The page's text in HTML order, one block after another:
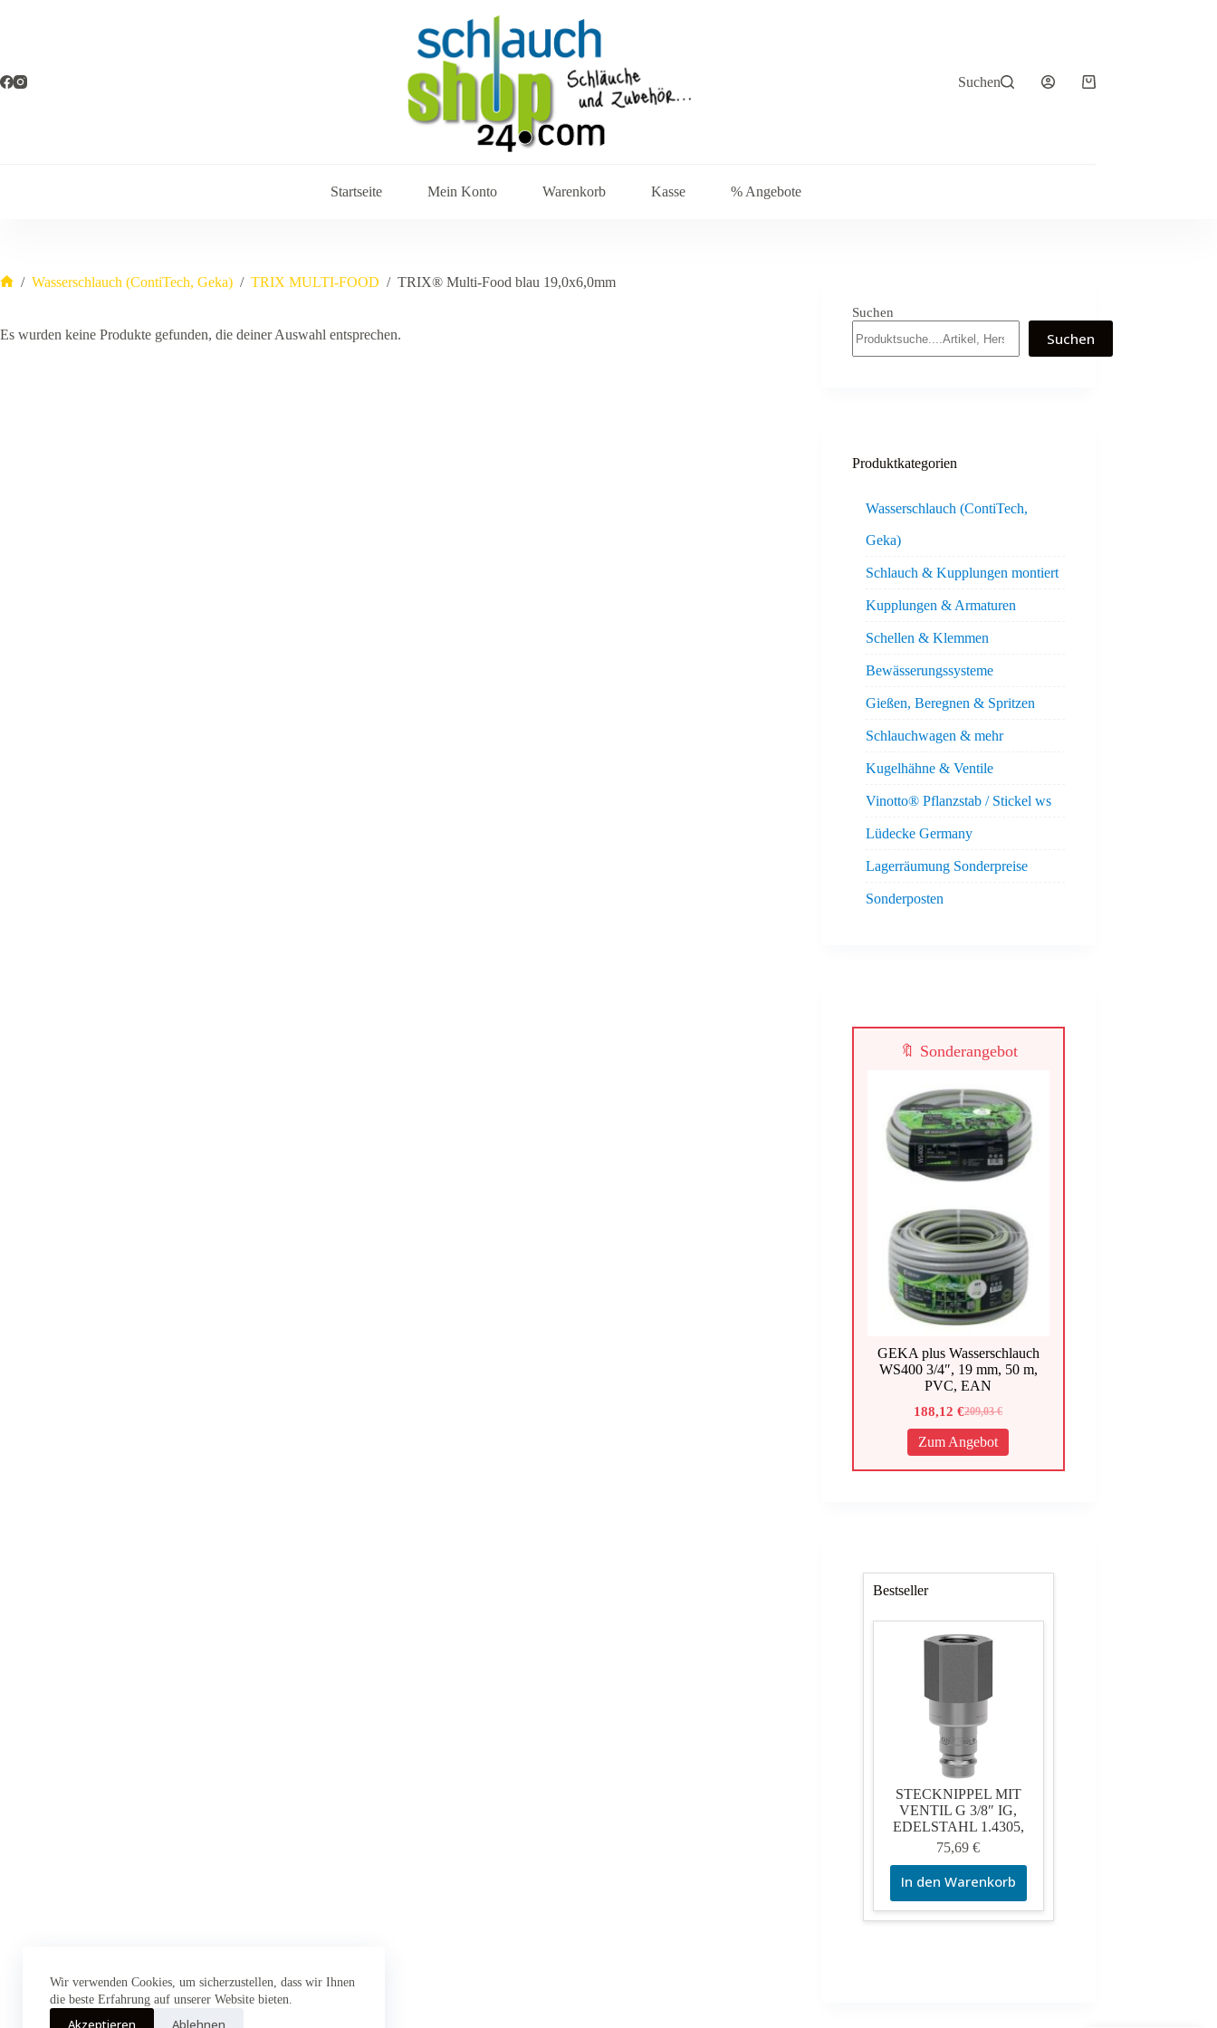
Wir verwenden Cookies, um sicherzustellen, dass wir Ihnen
die beste Erfahrung auf unserer Website bieten.
Akzeptieren Ablehnen
Suchen Warenkorb
Startseite Mein Konto Warenkorb Kasse % Angebote
/ Wasserschlauch (ContiTech, Geka) / TRIX MULTI-FOOD / TRIX® Multi-Food blau 19,0x6,0mm
Es wurden keine Produkte gefunden, die deiner Auswahl entsprechen.
Suchen
Suchen
Produktkategorien
Wasserschlauch (ContiTech,
Geka)
Schlauch & Kupplungen montiert
Kupplungen & Armaturen
Schellen & Klemmen
Bewässerungssysteme
Gießen, Beregnen & Spritzen
Schlauchwagen & mehr
Kugelhähne & Ventile
Vinotto® Pflanzstab / Stickel ws
Lüdecke Germany
Lagerräumung Sonderpreise
Sonderposten
🔖 Sonderangebot
GEKA plus Wasserschlauch
WS400 3/4″, 19 mm, 50 m,
PVC, EAN
209,03€
Ursprünglicher
Preis
war:
209,03 €
188,12€
Aktueller
Preis
ist:
188,12 €.
Zum Angebot
Bestseller
STECKNIPPEL MIT
VENTIL G 3/8″ IG,
EDELSTAHL 1.4305,
75,69€
In den Warenkorb